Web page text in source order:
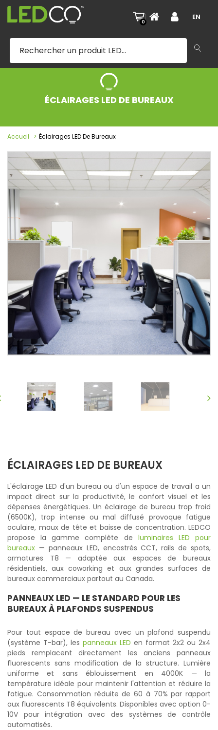
0
| EN
ÉCLAIRAGES LED DE BUREAUX
Accueil Éclairages LED De Bureaux
ÉCLAIRAGES LED DE BUREAUX
L'éclairage LED d'un bureau ou d'un espace de travail a un
impact direct sur la productivité, le confort visuel et les
dépenses énergétiques. Un éclairage de bureau trop froid
(6500K), trop intense ou mal diffusé provoque fatigue
oculaire, maux de tête et baisse de concentration. LEDCO
propose la gamme complète de luminaires LED pour
bureaux — panneaux LED, encastrés CCT, rails de spots,
armatures T8 — adaptée aux espaces de bureaux
résidentiels, aux coworking et aux grandes surfaces de
bureaux commerciaux partout au Canada.
PANNEAUX LED — LE STANDARD POUR LES
BUREAUX À PLAFONDS SUSPENDUS
Pour tout espace de bureau avec un plafond suspendu
(système T-bar), les panneaux LED en format 2x2 ou 2x4
pieds remplacent directement les anciens panneaux
fluorescents sans modification de la structure. Lumière
uniforme et sans éblouissement en 4000K — la
température idéale pour maintenir l'attention et réduire la
fatigue. Consommation réduite de 60 à 70% par rapport
aux fluorescents T8 équivalents. Disponibles avec option 0-
10V pour intégration avec des systèmes de contrôle
automatisés.